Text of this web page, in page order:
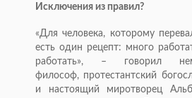
Исключения из правил?
«Для человека, которому
есть один рецепт: много
работать», – говорил
философ, протестантский
и настоящий миротворец